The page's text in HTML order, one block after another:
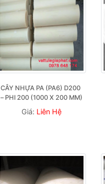
CÂY NHỰA PA (PA6) D200
– PHI 200 (1000 X 200 MM)
Giá: Liên Hệ